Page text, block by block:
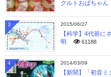
クルトおばちゃん
2015/06/27
【科学】4代前に
明
61188
3
2014/03/09
【新聞】「初音
4